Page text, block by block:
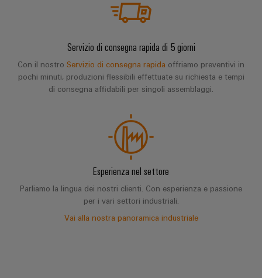
Servizio di consegna rapida di 5 giorni
Con il nostro Servizio di consegna rapida offriamo preventivi in
pochi minuti, produzioni flessibili effettuate su richiesta e tempi
di consegna affidabili per singoli assemblaggi.
Esperienza nel settore
Parliamo la lingua dei nostri clienti. Con esperienza e passione
per i vari settori industriali.
Vai alla nostra panoramica industriale